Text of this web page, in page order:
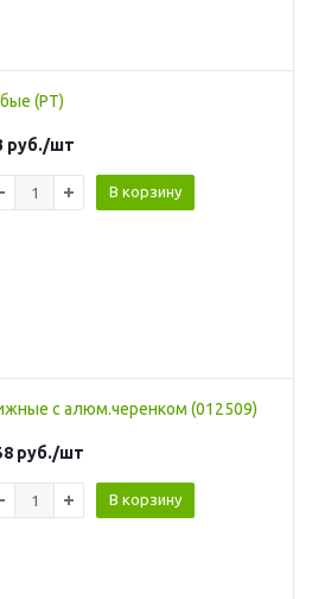
(РТ)
руб./шт
В корзину
с алюм.черенком (012509)
руб./шт
В корзину